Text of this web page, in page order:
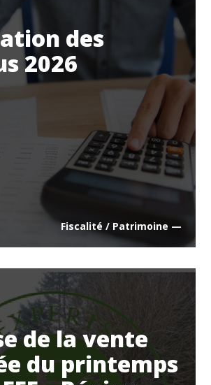
des
2026
Fiscalité / Patrimoine —
de la vente
du printemps